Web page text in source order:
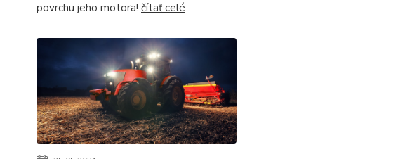
povrchu jeho motora! čítať celé